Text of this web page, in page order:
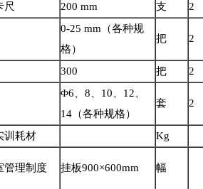
尺 200 mm 支 2
0-25 mm（各种规
格）
把 2
300 把 2
Φ6、8、10、12、
14（各种规格）
套 2
训耗材 Kg
管理制度 挂板900×600mm 幅